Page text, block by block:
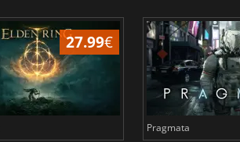
27.99€
Pragmata